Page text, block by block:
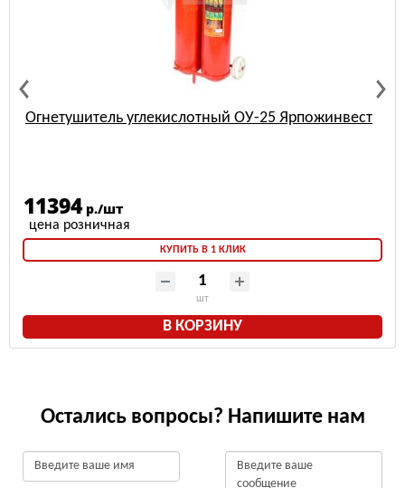
Огнетушитель углекислотный ОУ-25 Ярпожинвест
11394 р./шт
КУПИТЬ В 1 КЛИК
шт
В КОРЗИНУ
Остались вопросы? Напишите нам